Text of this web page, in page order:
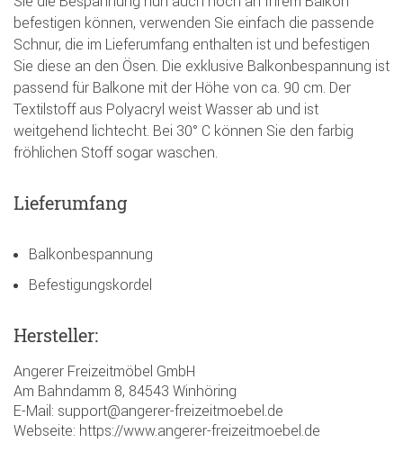
befestigen können, verwenden Sie einfach die passende
Schnur, die im Lieferumfang enthalten ist und befestigen
Sie diese an den Ösen. Die exklusive Balkonbespannung ist
passend für Balkone mit der Höhe von ca. 90 cm. Der
Textilstoff aus Polyacryl weist Wasser ab und ist
weitgehend lichtecht. Bei 30° C können Sie den farbig
fröhlichen Stoff sogar waschen.
Lieferumfang
Balkonbespannung
Befestigungskordel
Hersteller:
Angerer Freizeitmöbel GmbH
Am Bahndamm 8, 84543 Winhöring
E-Mail: support@angerer-freizeitmoebel.de
Webseite: https://www.angerer-freizeitmoebel.de